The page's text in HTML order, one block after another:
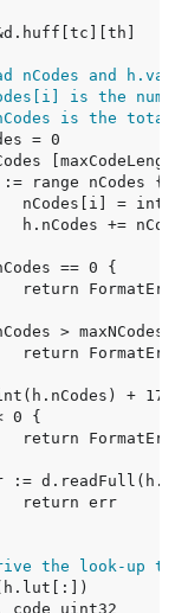
nCodes and
is the
is the total
the look-up